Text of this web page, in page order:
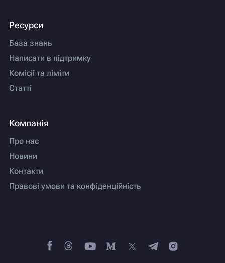
Ресурси
База знань
Написати в підтримку
Комісії та ліміти
Статті
Компанія
Про нас
Новини
Контакти
Правові умови та конфіденційність